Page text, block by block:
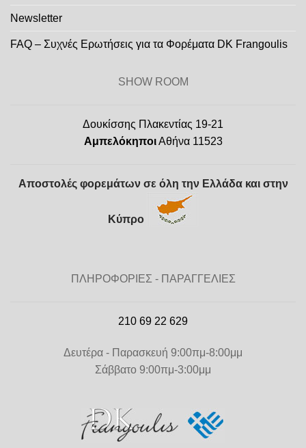
Newsletter
FAQ – Συχνές Ερωτήσεις για τα Φορέματα DK Frangoulis
SHOW ROOM
Δουκίσσης Πλακεντίας 19-21
ΑμπελόκηποιΑθήνα 11523
Αποστολές φορεμάτων σε όλη την Ελλάδα και στην
Κύπρο
ΠΛΗΡΟΦΟΡΙΕΣ - ΠΑΡΑΓΓΕΛΙΕΣ
210 69 22 629
Δευτέρα - Παρασκευή 9:00πμ-8:00μμ
Σάββατο 9:00πμ-3:00μμ